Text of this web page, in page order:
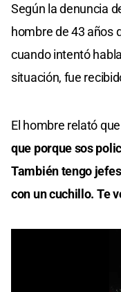
Según la denuncia
hombre de 43 años
cuando intentó
situación, fue
El hombre relató
que porque sos
También tengo
con un cuchillo. Te